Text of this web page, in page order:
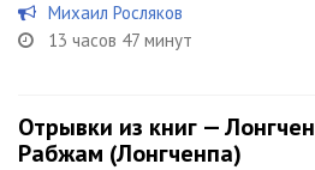
Михаил Росляков
13 часов 47 минут
Отрывки из книг — Лонгчен
Рабжам (Лонгченпа)